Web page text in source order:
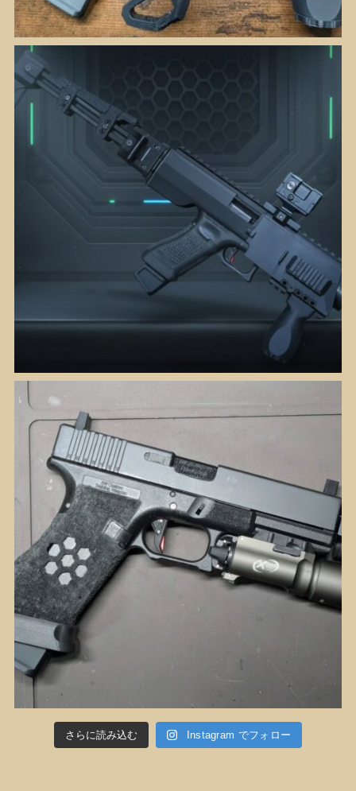
さらに読み込む Instagram でフォロー